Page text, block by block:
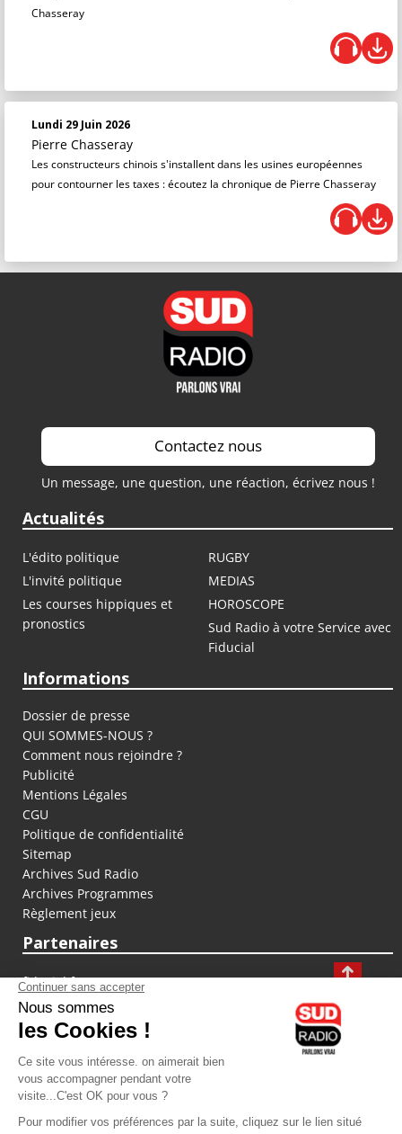
Chasseray
Lundi 29 Juin 2026
Pierre Chasseray
Les constructeurs chinois s'installent dans les usines européennes
pour contourner les taxes : écoutez la chronique de Pierre Chasseray
Contactez nous
Un message, une question, une réaction, écrivez nous !
Actualités
L'édito politique
RUGBY
L'invité politique
MEDIAS
Les courses hippiques et
pronostics
HOROSCOPE
Sud Radio à votre Service avec
Fiducial
Informations
Dossier de presse
QUI SOMMES-NOUS ?
Comment nous rejoindre ?
Publicité
Mentions Légales
CGU
Politique de confidentialité
Sitemap
Archives Sud Radio
Archives Programmes
Règlement jeux
Partenaires
fiducial.fr
lyoncapitale.fr
olympique-et-lyonnais.com
L'application Iphone / Android
Téléchargez l'application